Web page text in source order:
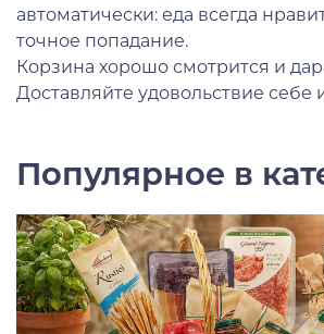
автоматически: еда всегда
точное попадание.
Корзина хорошо смотрится и
Доставляйте удовольствие
Популярное в